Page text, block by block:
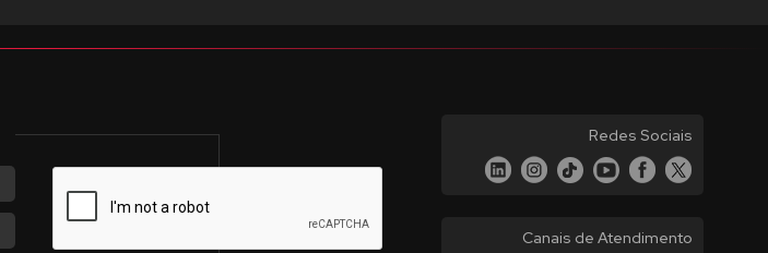
Redes Sociais
Canais de Atendimento